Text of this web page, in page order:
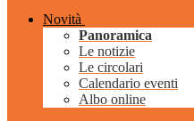
Novità
Panoramica
Le notizie
Le circolari
Calendario eventi
Albo online